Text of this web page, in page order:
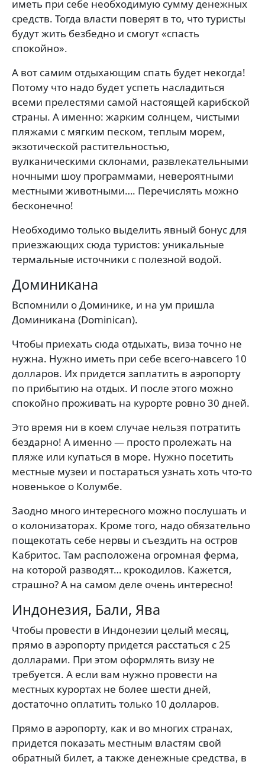
иметь при себе необходимую сумму денежных
средств. Тогда власти поверят в то, что туристы
будут жить безбедно и смогут «спасть
спокойно».
А вот самим отдыхающим спать будет некогда!
Потому что надо будет успеть насладиться
всеми прелестями самой настоящей карибской
страны. А именно: жарким солнцем, чистыми
пляжами с мягким песком, теплым морем,
экзотической растительностью,
вулканическими склонами, развлекательными
ночными шоу программами, невероятными
местными животными…. Перечислять можно
бесконечно!
Необходимо только выделить явный бонус для
приезжающих сюда туристов: уникальные
термальные источники с полезной водой.
Доминикана
Вспомнили о Доминике, и на ум пришла
Доминикана (Dominican).
Чтобы приехать сюда отдыхать, виза точно не
нужна. Нужно иметь при себе всего-навсего 10
долларов. Их придется заплатить в аэропорту
по прибытию на отдых. И после этого можно
спокойно проживать на курорте ровно 30 дней.
Это время ни в коем случае нельзя потратить
бездарно! А именно — просто пролежать на
пляже или купаться в море. Нужно посетить
местные музеи и постараться узнать хоть что-то
новенькое о Колумбе.
Заодно много интересного можно послушать и
о колонизаторах. Кроме того, надо обязательно
пощекотать себе нервы и съездить на остров
Кабритос. Там расположена огромная ферма,
на которой разводят… крокодилов. Кажется,
страшно? А на самом деле очень интересно!
Индонезия, Бали, Ява
Чтобы провести в Индонезии целый месяц,
прямо в аэропорту придется расстаться с 25
долларами. При этом оформлять визу не
требуется. А если вам нужно провести на
местных курортах не более шести дней,
достаточно оплатить только 10 долларов.
Прямо в аэропорту, как и во многих странах,
придется показать местным властям свой
обратный билет, а также денежные средства, в